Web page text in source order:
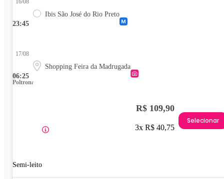
23:45
16/08
Ibis São José do Rio Preto
06:25
17/08
Shopping Feira da Madrugada
Poltrona
Semi-leito
R$ 109,90
3x R$ 40,75
Selecionar